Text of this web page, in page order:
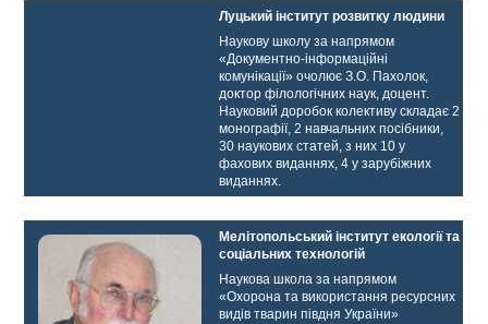
Луцький інститут розвитку людини
Наукову школу за напрямом
«Документно-інформаційні
комунікації» очолює З.О. Пахолок,
доктор філологічних наук, доцент.
Науковий доробок колективу складає 2
монографії, 2 навчальних посібники,
30 наукових статей, з них 10 у
фахових виданнях, 4 у зарубіжних
виданнях.
Мелітопольський інститут екології та
соціальних технологій
Наукова школа за напрямом
«Охорона та використання ресурсних
видів тварин півдня України»